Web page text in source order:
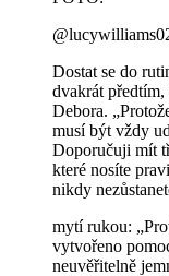
Dostat se do
dvakrát
Debora.
musí být vždy
Doporučuji mít
které nosíte
nikdy
mytí rukou:
vytvořeno
neuvěřitelně